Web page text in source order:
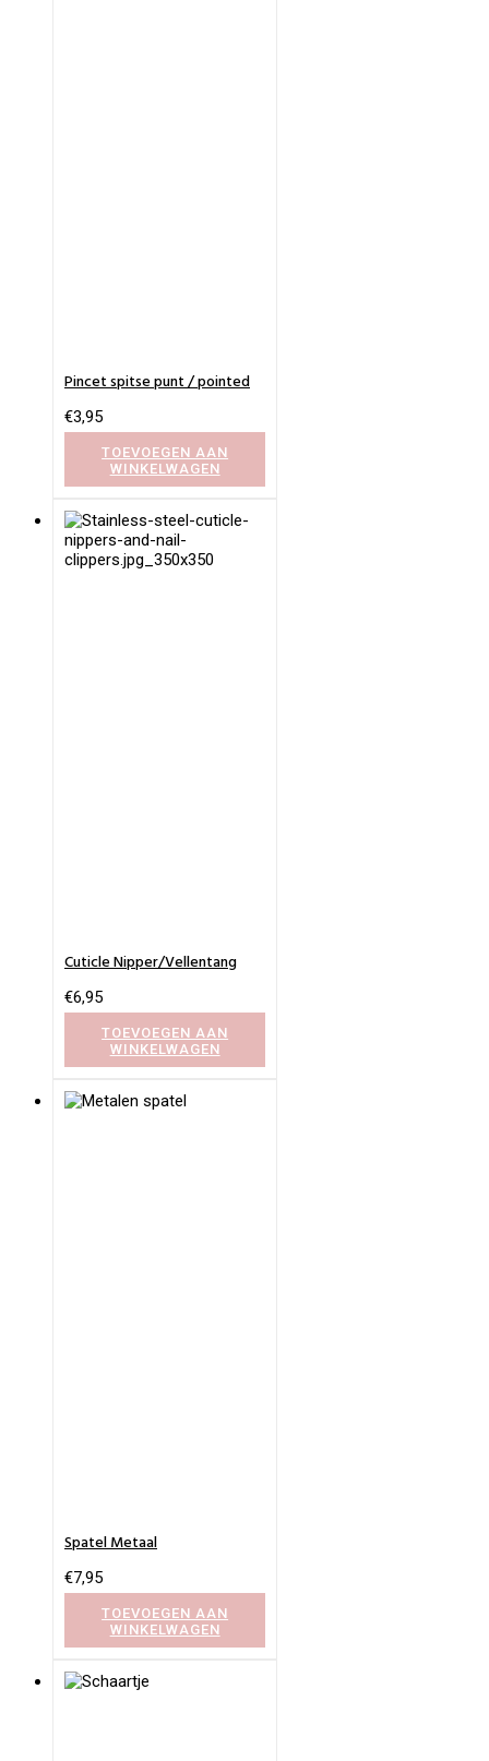
Pincet spitse punt / pointed
€3,95
TOEVOEGEN AAN
WINKELWAGEN
Cuticle Nipper/Vellentang
€6,95
TOEVOEGEN AAN
WINKELWAGEN
Spatel Metaal
€7,95
TOEVOEGEN AAN
WINKELWAGEN